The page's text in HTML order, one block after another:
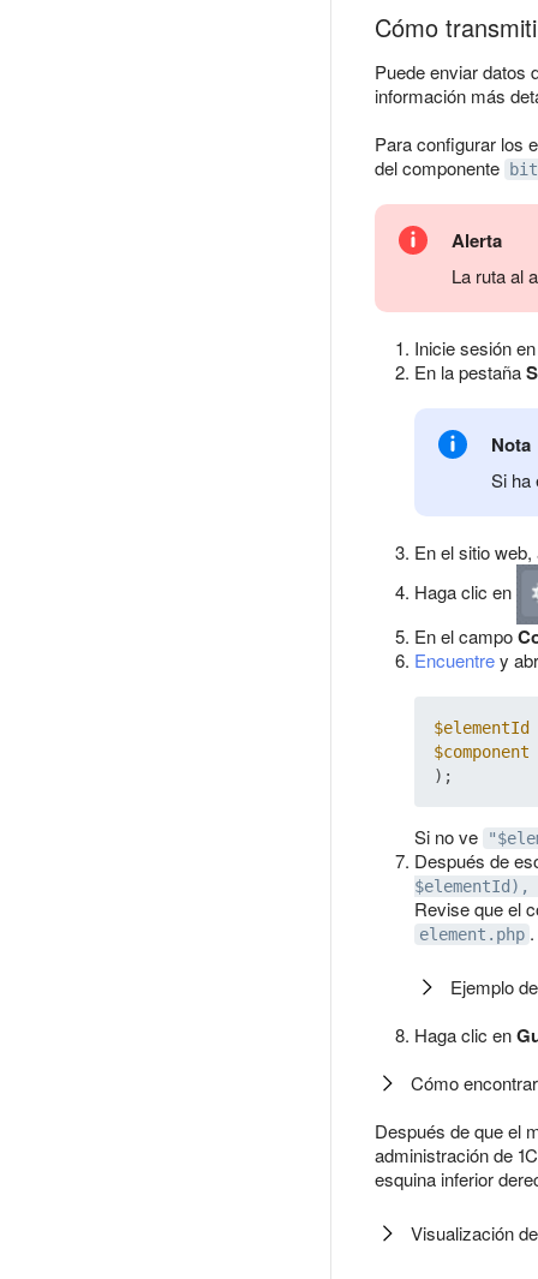
Cómo
Puede enviar datos
información más
Para configurar los
del componente
Alerta
La ruta al
Inicie sesión
En la pestaña
Nota
Si ha
En el sitio
Haga clic en
En el campo
Encuentrey
$elementId
$component
Si no ve
Después de
$elementId),
Revise que el
element.php .
Ejemplo
Haga clic en
Cómo
Después de que el
administración de
esquina inferior
Visualización